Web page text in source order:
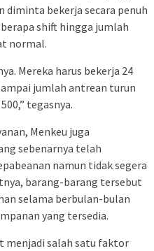
diminta bekerja secara penuh
shift hingga jumlah
normal.
Mereka harus bekerja 24
jumlah antrean turun
tegasnya.
Menkeu juga
sebenarnya telah
namun tidak segera
barang-barang tersebut
selama berbulan-bulan
yang tersedia.
menjadi salah satu faktor